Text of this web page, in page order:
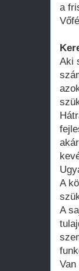
a
Aki
A
A